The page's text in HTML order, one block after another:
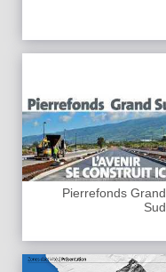
Pierrefonds Grand
Sud